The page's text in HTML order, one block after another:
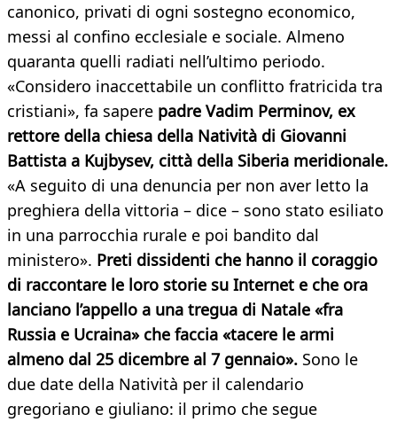
canonico, privati di ogni sostegno economico,
messi al confino ecclesiale e sociale. Almeno
quaranta quelli radiati nell’ultimo periodo.
«Considero inaccettabile un conflitto fratricida tra
cristiani», fa sapere padre Vadim Perminov, ex
rettore della chiesa della Natività di Giovanni
Battista a Kujbysev, città della Siberia meridionale.
«A seguito di una denuncia per non aver letto la
preghiera della vittoria – dice – sono stato esiliato
in una parrocchia rurale e poi bandito dal
ministero». Preti dissidenti che hanno il coraggio
di raccontare le loro storie su Internet e che ora
lanciano l’appello a una tregua di Natale «fra
Russia e Ucraina» che faccia «tacere le armi
almeno dal 25 dicembre al 7 gennaio». Sono le
due date della Natività per il calendario
gregoriano e giuliano: il primo che segue